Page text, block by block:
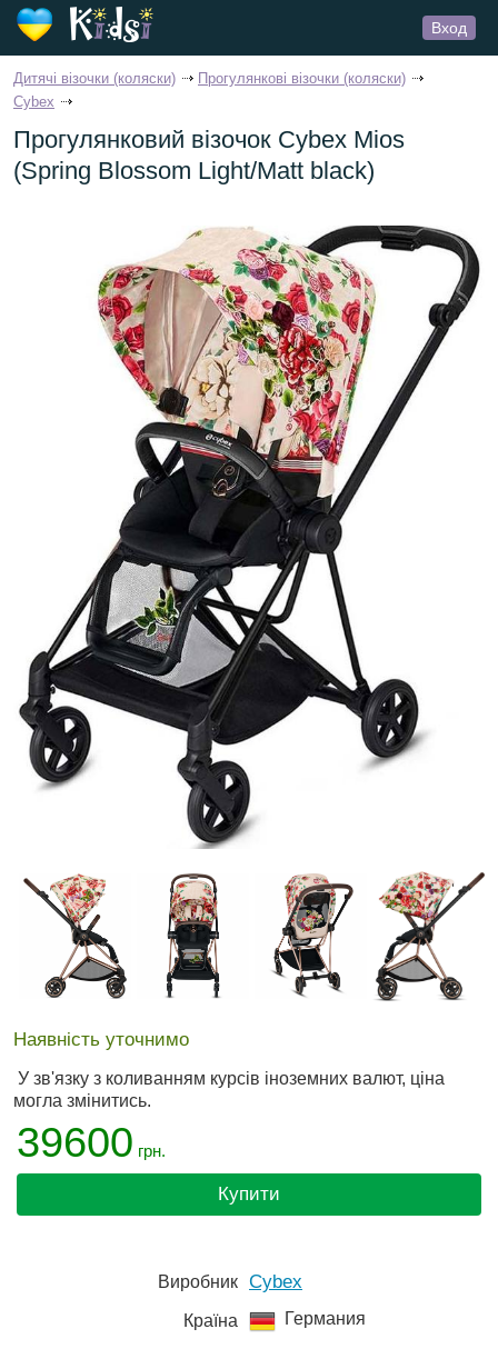
Вход
Дитячі візочки (коляски)
Прогулянкові візочки (коляски)
Cybex
Прогулянковий візочок Cybex Mios
(Spring Blossom Light/Matt black)
Наявність уточнимо
У зв'язку з коливанням курсів іноземних валют, ціна
могла змінитись.
39600 грн.
Купити
Виробник Cybex
Країна Германия